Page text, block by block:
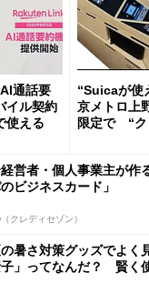
通話要
イル契約
使える
“Suicaが使
京メトロ上
限定で “ク
営者・個人事業主が作
ビジネスカード」
クレディセゾン）
暑さ対策グッズでよく
」ってなんだ？ 賢く